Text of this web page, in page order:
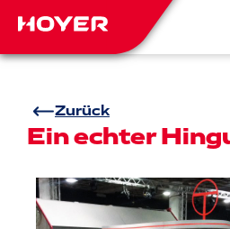
Zurück
Ein echter